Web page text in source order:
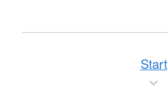
Start